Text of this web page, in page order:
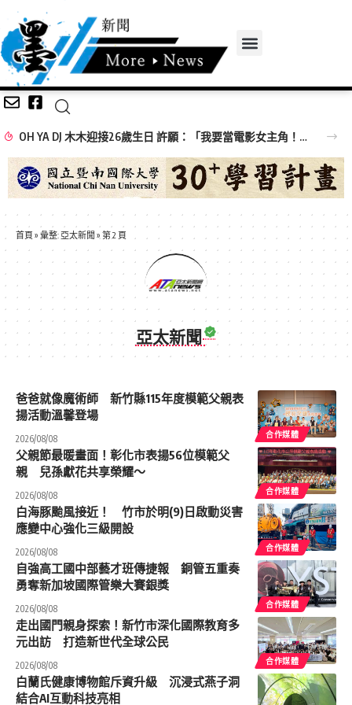
OH YA DJ 木木迎接26歲生日 許願：「我要當電影女主角！」
首頁 » 彙整: 亞太新聞 » 第 2 頁
亞太新聞
合作媒體
爸爸就像魔術師 新竹縣115年度模範父親表
揚活動溫馨登場
2026/08/08
合作媒體
父親節最暖畫面！彰化市表揚56位模範父
親 兒孫獻花共享榮耀～
2026/08/08
合作媒體
白海豚颱風接近！ 竹市於明(9)日啟動災害
應變中心強化三級開設
2026/08/08
合作媒體
自強高工國中部藝才班傳捷報 銅管五重奏
勇奪新加坡國際管樂大賽銀獎
2026/08/08
合作媒體
走出國門親身探索！新竹市深化國際教育多
元出訪 打造新世代全球公民
2026/08/08
白蘭氏健康博物館斥資升級 沉浸式燕子洞
結合AI互動科技亮相